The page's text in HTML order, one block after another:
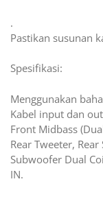
.
Pastikan susunan
Spesifikasi:
Menggunakan
Kabel input dan
Front Midbass
Rear Tweeter,
Subwoofer Dual
IN.